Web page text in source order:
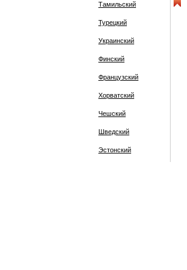
Тамильский
Турецкий
Украинский
Финский
Французский
Хорватский
Чешский
Шведский
Эстонский